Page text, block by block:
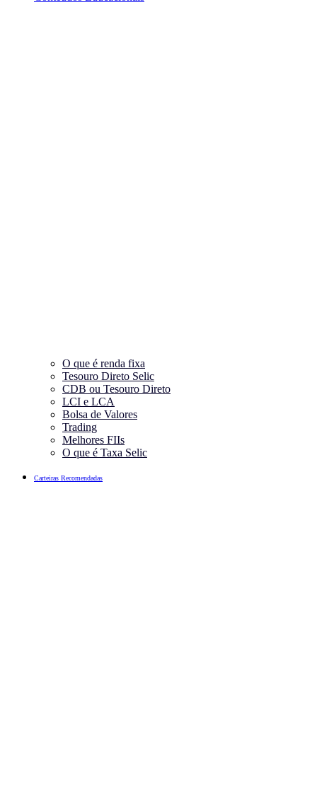
O que é renda fixa
Tesouro Direto Selic
CDB ou Tesouro Direto
LCI e LCA
Bolsa de Valores
Trading
Melhores FIIs
O que é Taxa Selic
Carteiras Recomendadas